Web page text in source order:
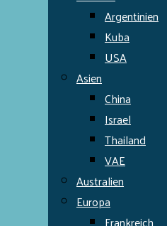
Argentinien
Kuba
USA
Asien
China
Israel
Thailand
VAE
Australien
Europa